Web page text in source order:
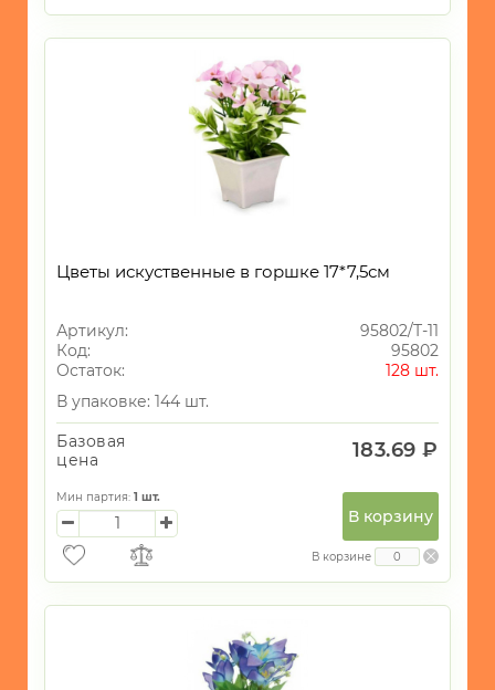
Цветы искуственные в горшке 17*7,5см
Артикул:
95802/Т-11
Код:
95802
Остаток:
128 шт.
В упаковке: 144 шт.
Базовая
цена
183.69 ₽
Мин партия: 1 шт.
В корзину
В корзине